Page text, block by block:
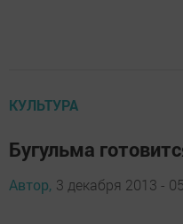
КУЛЬТУРА
Бугульма
Автор, 3 декабря 2013 -